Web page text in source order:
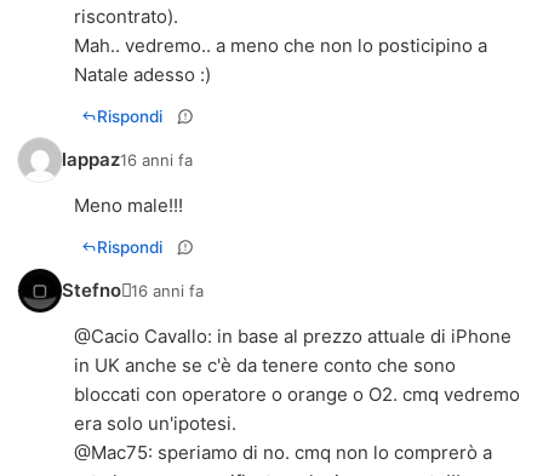
riscontrato).
Mah.. vedremo.. a meno che non lo posticipino a
Natale adesso :)
Rispondi
lappaz16 anni fa
Meno male!!!
Rispondi
Stefno16 anni fa
@Cacio Cavallo: in base al prezzo attuale di iPhone
in UK anche se c'è da tenere conto che sono
bloccati con operatore o orange o O2. cmq vedremo
era solo un'ipotesi.
@Mac75: speriamo di no. cmq non lo comprerò a